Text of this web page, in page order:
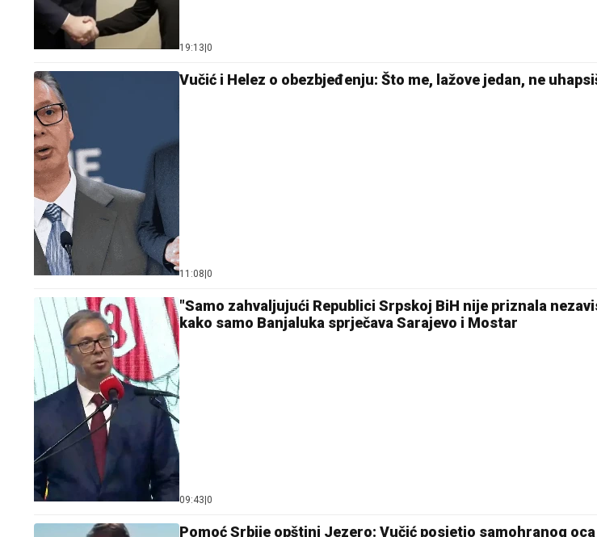
19:13 0
Vučić i Helez o obezbjeđenju: Što me, lažove jedan, ne
11:08 0
"Samo zahvaljujući Republici Srpskoj BiH nije priznala
kako samo Banjaluka sprječava Sarajevo i Mostar
09:43 0
Pomoć Srbije opštini Jezero: Vučić posjetio samohranog